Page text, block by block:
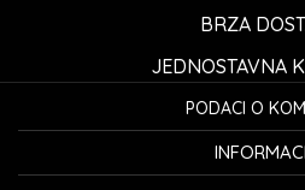
BRZA
JEDNOSTAVNA
PODACI O
K...G... Fashion